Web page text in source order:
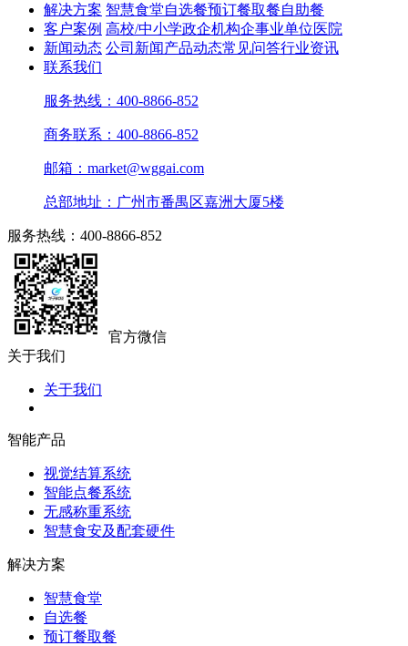
解决方案 智慧食堂自选餐预订餐取餐自助餐
客户案例 高校/中小学政企机构企事业单位医院
新闻动态 公司新闻产品动态常见问答行业资讯
联系我们
服务热线：400-8866-852
商务联系：400-8866-852
邮箱：market@wggai.com
总部地址：广州市番禺区嘉洲大厦5楼
服务热线：400-8866-852
官方微信
关于我们
关于我们
智能产品
视觉结算系统
智能点餐系统
无感称重系统
智慧食安及配套硬件
解决方案
智慧食堂
自选餐
预订餐取餐